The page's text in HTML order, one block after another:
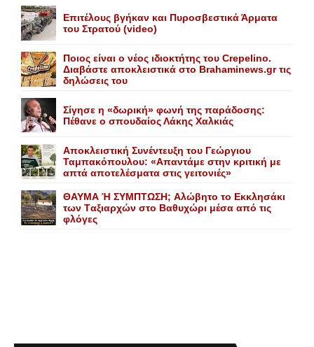
Επιτέλους βγήκαν και Πυροσβεστικά Άρματα
του Στρατού (video)
Ποιος είναι ο νέος ιδιοκτήτης του Crepelino.
Διαβάστε αποκλειστικά στο Brahaminews.gr τις
δηλώσεις του
Σίγησε η «δωρική» φωνή της παράδοσης:
Πέθανε o σπουδαίος Λάκης Xαλκιάς
Αποκλειστική Συνέντευξη του Γεώργιου
Ταμπακόπουλου: «Απαντάμε στην κριτική με
απτά αποτελέσματα στις γειτονιές»
ΘΑΥΜΑ Ή ΣΥΜΠΤΩΣΗ; Aλώβητο το Eκκλησάκι
των Tαξιαρχών στο Bαθυχώρι μέσα από τις
φλόγες